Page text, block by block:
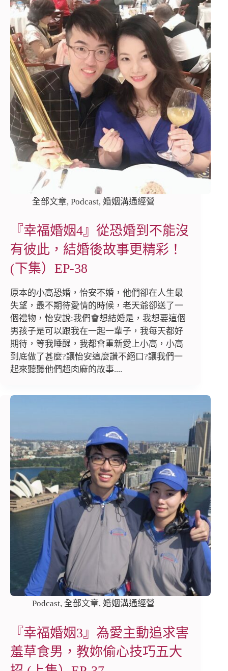
全部文章, Podcast, 婚姻溝通經營
『幸福婚姻4』從恐婚到不能沒
有彼此，結婚後故事更精彩！
(下集）EP-38
原本的小高恐婚，怡安不婚，他們卻在人生最
失望，最不期待愛情的時候，老天爺卻送了一
個禮物，怡安說:我們會想結婚是，我想要這個
男孩子是可以跟我在一起一輩子，我每天都好
期待，等我睡醒，我都會重新愛上小高，小高
到底做了甚麼?讓怡安這麼讚不絕口?讓我們一
起來聽聽他們超肉麻的故事....
Podcast, 全部文章, 婚姻溝通經營
『幸福婚姻3』為愛主動追求害
羞草食男，教妳偷心技巧五大